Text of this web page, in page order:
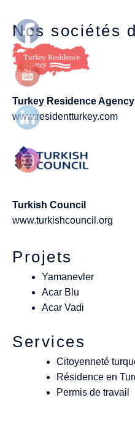
Nos sociétés
Turkey Residence Agency
www.residentturkey.com
Turkish Council
www.turkishcouncil.org
Projets
Yamanevler
Acar Blu
Acar Vadi
Services
Citoyenneté
Résidence en
Permis de travail